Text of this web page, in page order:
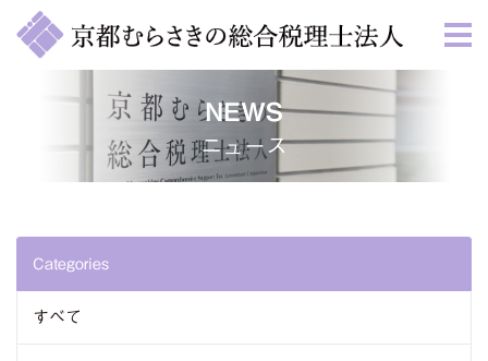
NEWS
ニュース
Categories
すべて